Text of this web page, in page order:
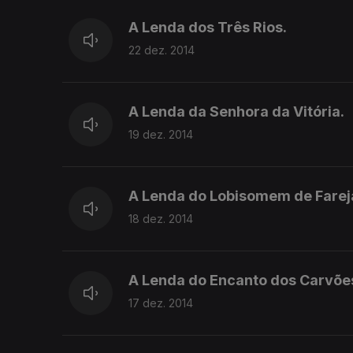
A Lenda dos Três Rios.
22 dez. 2014
A Lenda da Senhora da Vitória.
19 dez. 2014
A Lenda do Lobisomem de
18 dez. 2014
A Lenda do Encanto dos
17 dez. 2014